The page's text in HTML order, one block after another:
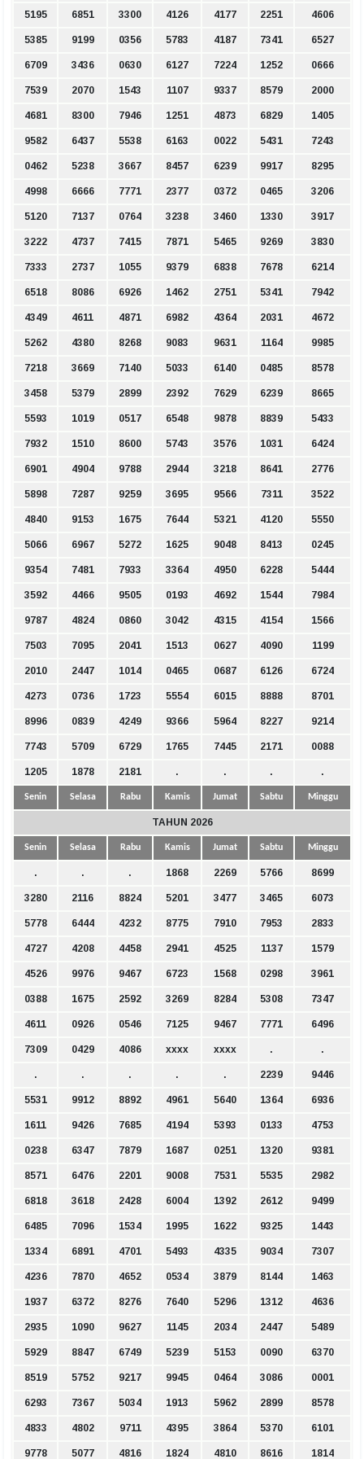
5195 6851 3300 4126 4177 2251 4606
5385 9199 0356 5783 4187 7341 6527
6709 3436 0630 6127 7224 1252 0666
7539 2070 1543 1107 9337 8579 2000
4681 8300 7946 1251 4873 6829 1405
9582 6437 5538 6163 0022 5431 7243
0462 5238 3667 8457 6239 9917 8295
4998 6666 7771 2377 0372 0465 3206
5120 7137 0764 3238 3460 1330 3917
3222 4737 7415 7871 5465 9269 3830
7333 2737 1055 9379 6838 7678 6214
6518 8086 6926 1462 2751 5341 7942
4349 4611 4871 6982 4364 2031 4672
5262 4380 8268 9083 9631 1164 9985
7218 3669 7140 5033 6140 0485 8578
3458 5379 2899 2392 7629 6239 8665
5593 1019 0517 6548 9878 8839 5433
7932 1510 8600 5743 3576 1031 6424
6901 4904 9788 2944 3218 8641 2776
5898 7287 9259 3695 9566 7311 3522
4840 9153 1675 7644 5321 4120 5550
5066 6967 5272 1625 9048 8413 0245
9354 7481 7933 3364 4950 6228 5444
3592 4466 9505 0193 4692 1544 7984
9787 4824 0860 3042 4315 4154 1566
7503 7095 2041 1513 0627 4090 1199
2010 2447 1014 0465 0687 6126 6724
4273 0736 1723 5554 6015 8888 8701
8996 0839 4249 9366 5964 8227 9214
7743 5709 6729 1765 7445 2171 0088
1205 1878 2181 . . . .
Senin Selasa Rabu Kamis Jumat Sabtu Minggu
TAHUN 2026
Senin Selasa Rabu Kamis Jumat Sabtu Minggu
. . . 1868 2269 5766 8699
3280 2116 8824 5201 3477 3465 6073
5778 6444 4232 8775 7910 7953 2833
4727 4208 4458 2941 4525 1137 1579
4526 9976 9467 6723 1568 0298 3961
0388 1675 2592 3269 8284 5308 7347
4611 0926 0546 7125 9467 7771 6496
7309 0429 4086 xxxx xxxx . .
. . . . . 2239 9446
5531 9912 8892 4961 5640 1364 6936
1611 9426 7685 4194 5393 0133 4753
0238 6347 7879 1687 0251 1320 9381
8571 6476 2201 9008 7531 5535 2982
6818 3618 2428 6004 1392 2612 9499
6485 7096 1534 1995 1622 9325 1443
1334 6891 4701 5493 4335 9034 7307
4236 7870 4652 0534 3879 8144 1463
1937 6372 8276 7640 5296 1312 4636
2935 1090 9627 1145 2034 2447 5489
5929 8847 6749 5239 5153 0090 6370
8519 5752 9217 9945 0464 3086 0001
6293 7367 5034 1913 5962 2899 8578
4833 4802 9711 4395 3864 5370 6101
9778 5077 4816 1824 4810 8616 1814